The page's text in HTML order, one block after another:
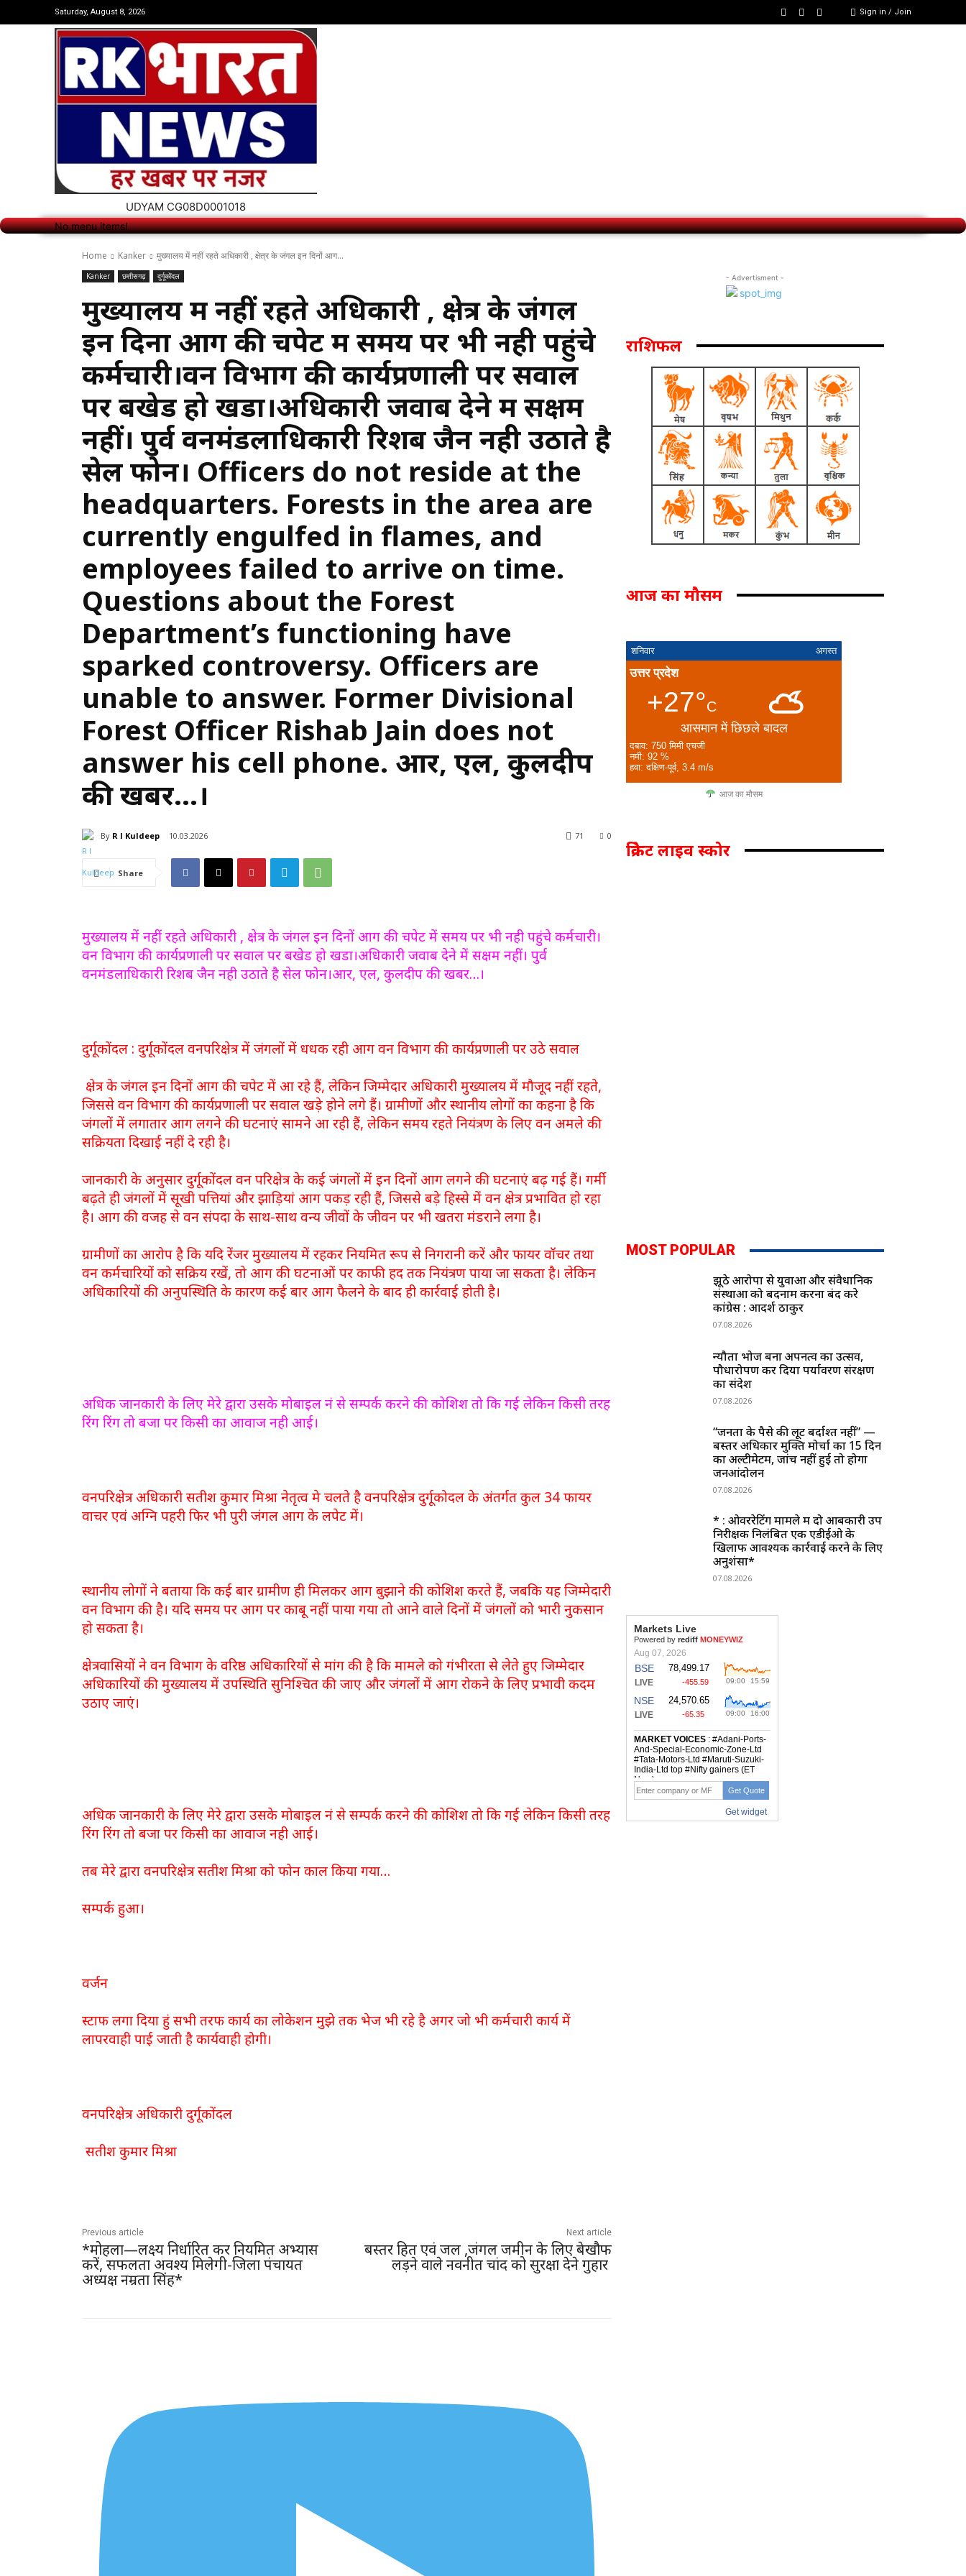
Saturday, August 8, 2026 Sign in / Join
UDYAM CG08D0001018
No menu items!
Home Kanker मुख्यालय में नहीं रहते अधिकारी , क्षेत्र के जंगल इन दिनों आग...
Kanker छत्तीसगढ़ दुर्गूकोंदल
मुख्यालय में नहीं रहते अधिकारी , क्षेत्र के जंगल
इन दिनों आग की चपेट में समय पर भी नही पहुंचे
कर्मचारी।वन विभाग की कार्यप्रणाली पर सवाल
पर बखेड हो खडा।अधिकारी जवाब देने में सक्षम
नहीं। पुर्व वनमंडलाधिकारी रिशब जैन नही उठाते है
सेल फोन। Officers do not reside at the
headquarters. Forests in the area are
currently engulfed in flames, and
employees failed to arrive on time.
Questions about the Forest
Department’s functioning have
sparked controversy. Officers are
unable to answer. Former Divisional
Forest Officer Rishab Jain does not
answer his cell phone. आर, एल, कुलदीप
की खबर…।
By R l Kuldeep 10.03.2026 0
71
Share
मुख्यालय में नहीं रहते अधिकारी , क्षेत्र के जंगल इन दिनों आग की चपेट में समय पर भी नही पहुंचे कर्मचारी।
वन विभाग की कार्यप्रणाली पर सवाल पर बखेड हो खडा।अधिकारी जवाब देने में सक्षम नहीं। पुर्व
वनमंडलाधिकारी रिशब जैन नही उठाते है सेल फोन।आर, एल, कुलदीप की खबर…।
दुर्गूकोंदल : दुर्गूकोंदल वनपरिक्षेत्र में जंगलों में धधक रही आग वन विभाग की कार्यप्रणाली पर उठे सवाल
क्षेत्र के जंगल इन दिनों आग की चपेट में आ रहे हैं, लेकिन जिम्मेदार अधिकारी मुख्यालय में मौजूद नहीं रहते,
जिससे वन विभाग की कार्यप्रणाली पर सवाल खड़े होने लगे हैं। ग्रामीणों और स्थानीय लोगों का कहना है कि
जंगलों में लगातार आग लगने की घटनाएं सामने आ रही हैं, लेकिन समय रहते नियंत्रण के लिए वन अमले की
सक्रियता दिखाई नहीं दे रही है।
जानकारी के अनुसार दुर्गूकोंदल वन परिक्षेत्र के कई जंगलों में इन दिनों आग लगने की घटनाएं बढ़ गई हैं। गर्मी
बढ़ते ही जंगलों में सूखी पत्तियां और झाड़ियां आग पकड़ रही हैं, जिससे बड़े हिस्से में वन क्षेत्र प्रभावित हो रहा
है। आग की वजह से वन संपदा के साथ-साथ वन्य जीवों के जीवन पर भी खतरा मंडराने लगा है।
ग्रामीणों का आरोप है कि यदि रेंजर मुख्यालय में रहकर नियमित रूप से निगरानी करें और फायर वॉचर तथा
वन कर्मचारियों को सक्रिय रखें, तो आग की घटनाओं पर काफी हद तक नियंत्रण पाया जा सकता है। लेकिन
अधिकारियों की अनुपस्थिति के कारण कई बार आग फैलने के बाद ही कार्रवाई होती है।
अधिक जानकारी के लिए मेरे द्वारा उसके मोबाइल नं से सम्पर्क करने की कोशिश तो कि गई लेकिन किसी तरह
रिंग रिंग तो बजा पर किसी का आवाज नही आई।
वनपरिक्षेत्र अधिकारी सतीश कुमार मिश्रा नेतृत्व मे चलते है वनपरिक्षेत्र दुर्गूकोदल के अंतर्गत कुल 34 फायर
वाचर एवं अग्नि पहरी फिर भी पुरी जंगल आग के लपेट में।
स्थानीय लोगों ने बताया कि कई बार ग्रामीण ही मिलकर आग बुझाने की कोशिश करते हैं, जबकि यह जिम्मेदारी
वन विभाग की है। यदि समय पर आग पर काबू नहीं पाया गया तो आने वाले दिनों में जंगलों को भारी नुकसान
हो सकता है।
क्षेत्रवासियों ने वन विभाग के वरिष्ठ अधिकारियों से मांग की है कि मामले को गंभीरता से लेते हुए जिम्मेदार
अधिकारियों की मुख्यालय में उपस्थिति सुनिश्चित की जाए और जंगलों में आग रोकने के लिए प्रभावी कदम
उठाए जाएं।
अधिक जानकारी के लिए मेरे द्वारा उसके मोबाइल नं से सम्पर्क करने की कोशिश तो कि गई लेकिन किसी तरह
रिंग रिंग तो बजा पर किसी का आवाज नही आई।
तब मेरे द्वारा वनपरिक्षेत्र सतीश मिश्रा को फोन काल किया गया…
सम्पर्क हुआ।
वर्जन
स्टाफ लगा दिया हुं सभी तरफ कार्य का लोकेशन मुझे तक भेज भी रहे है अगर जो भी कर्मचारी कार्य में
लापरवाही पाई जाती है कार्यवाही होगी।
वनपरिक्षेत्र अधिकारी दुर्गूकोंदल
सतीश कुमार मिश्रा
Previous article
*मोहला—लक्ष्य निर्धारित कर नियमित अभ्यास
करें, सफलता अवश्य मिलेगी-जिला पंचायत
अध्यक्ष नम्रता सिंह*
Next article
बस्तर हित एवं जल ,जंगल जमीन के लिए बेखौफ
लड़ने वाले नवनीत चांद को सुरक्षा देने गुहार
- Advertisment -
राशिफल
आज का मौसम
शनिवार अगस्त
उत्तर प्रदेश
+27°C
आसमान में छिछले बादल
दबाव: 750 मिमी एचजी
नमी: 92 %
हवा: दक्षिण-पूर्व, 3.4 m/s
आज का मौसम
क्रिकेट लाइव स्कोर
MOST POPULAR
झूठे आरोपों से युवाओं और संवैधानिक
संस्थाओं को बदनाम करना बंद करे
कांग्रेस : आदर्श ठाकुर
07.08.2026
न्यौता भोज बना अपनत्व का उत्सव,
पौधारोपण कर दिया पर्यावरण संरक्षण
का संदेश
07.08.2026
“जनता के पैसे की लूट बर्दाश्त नहीं” —
बस्तर अधिकार मुक्ति मोर्चा का 15 दिन
का अल्टीमेटम, जांच नहीं हुई तो होगा
जनआंदोलन
07.08.2026
* : ओवररेटिंग मामले में दो आबकारी उप
निरीक्षक निलंबित एक एडीईओ के
खिलाफ आवश्यक कार्रवाई करने के लिए
अनुशंसा*
07.08.2026